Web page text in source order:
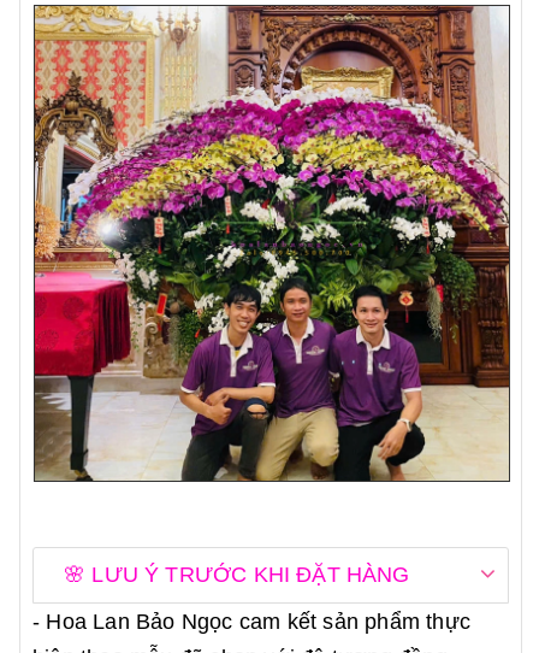
🌸 LƯU Ý TRƯỚC KHI ĐẶT HÀNG
- Hoa Lan Bảo Ngọc cam kết sản phẩm thực